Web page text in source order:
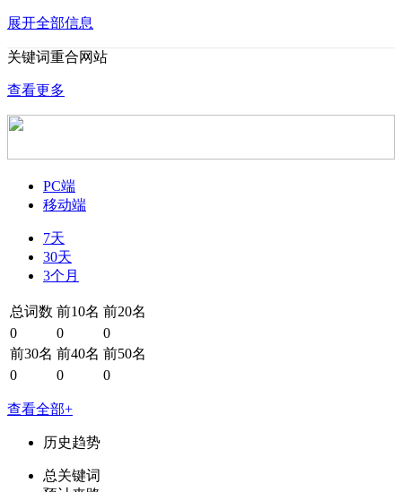
展开全部信息
关键词重合网站
查看更多
PC端
移动端
7天
30天
3个月
总词数 前10名 前20名
0
0
0
前30名 前40名 前50名
0
0 0
查看全部+
历史趋势
总关键词